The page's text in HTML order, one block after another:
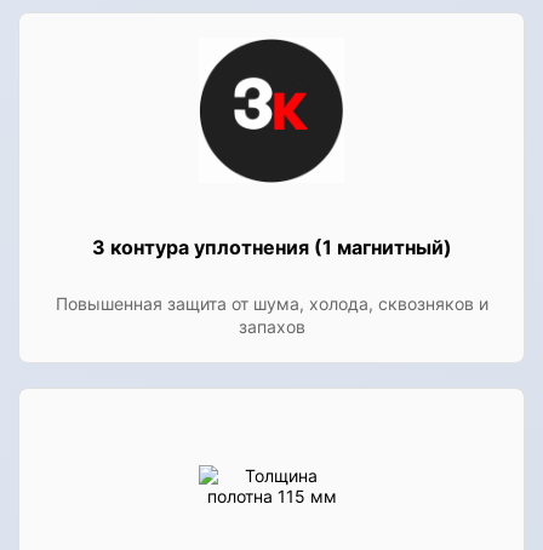
3 контура уплотнения (1 магнитный)
Повышенная защита от шума, холода, сквозняков и
запахов